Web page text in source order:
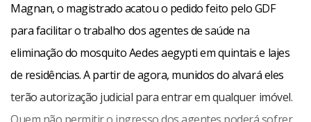
Magnan, o magistrado acatou o pedido feito pelo GDF
para facilitar o trabalho dos agentes de saúde na
eliminação do mosquito Aedes aegypti em quintais e lajes
de residências. A partir de agora, munidos do alvará eles
terão autorização judicial para entrar em qualquer imóvel.